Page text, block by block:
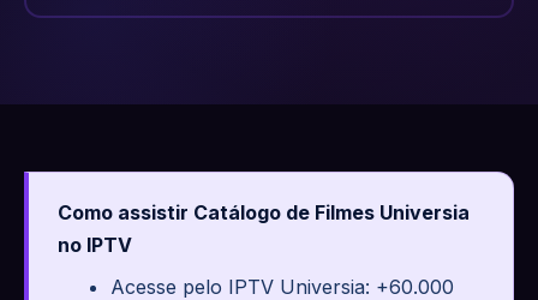
Como assistir Catálogo de Filmes Universia
no IPTV
Acesse pelo IPTV Universia: +60.000